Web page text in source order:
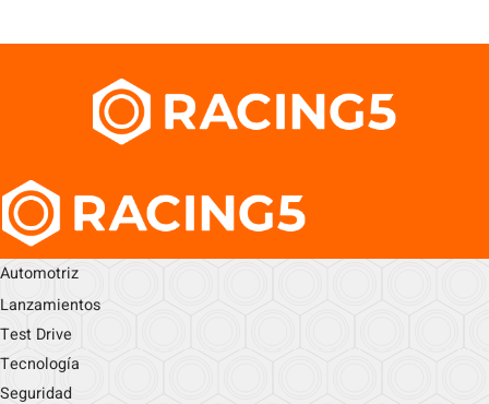
Automotriz
Lanzamientos
Test Drive
Tecnología
Seguridad